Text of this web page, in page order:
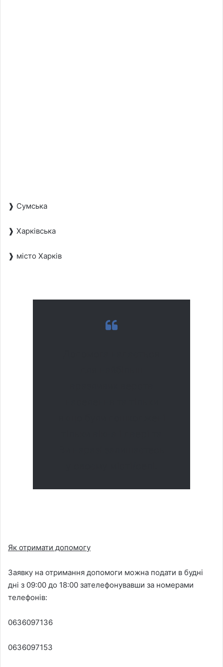
❱ Сумська
❱ Харківська
❱ місто Харків
Як отримати допомогу
Заявку на отримання допомоги можна подати в будні
дні з 09:00 до 18:00 зателефонувавши за номерами
телефонів:
0636097136
0636097153